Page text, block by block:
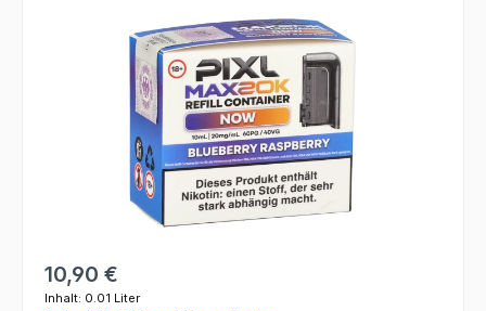
Regulärer Preis:
10,90 €
Inhalt: 0.01 Liter